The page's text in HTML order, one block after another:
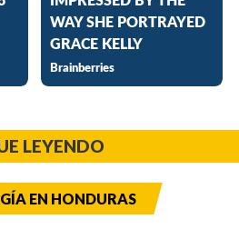
LEYENDO
EN HONDURAS